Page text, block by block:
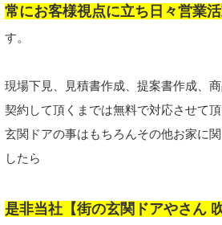
常にお客様視点に立ち日々営業
す。
現場下見、見積書作成、提案書作成、
契約して頂くまでは無料で対応させて頂
玄関ドアの事はもちろんその他お家に
したら
是非当社【街の玄関ドアやさん